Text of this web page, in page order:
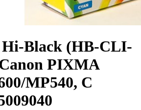
Black (HB-CLI-
PIXMA
MP540, C